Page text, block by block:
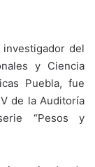
del
y Ciencia
Puebla, fue
de la Auditoría
“Pesos y